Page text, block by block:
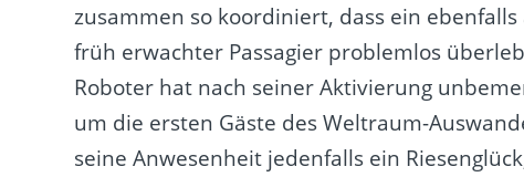
zusammen so koordiniert, dass ein
früh erwachter Passagier problemlos
Roboter hat nach seiner Aktivierung
um die ersten Gäste des Weltraum-
seine Anwesenheit jedenfalls ein